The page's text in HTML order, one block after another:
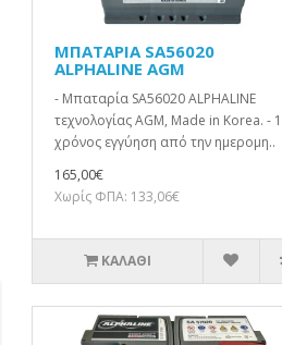
ΜΠΑΤΑΡΙΑ SA56020
ALPHALINE AGM
- Μπαταρία SA56020 ALPHALINE
τεχνολογίας AGM, Made in Korea. - 1
χρόνος εγγύηση από την ημερομη..
165,00€
Χωρίς ΦΠΑ: 133,06€
ΚΑΛΆΘΙ